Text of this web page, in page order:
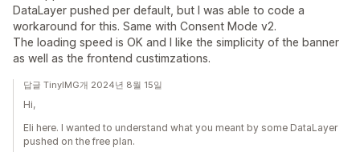
DataLayer pushed per default, but I was able to code a
workaround for this. Same with Consent Mode v2.
The loading speed is OK and I like the simplicity of the banner
as well as the frontend custimzations.
답글 TinyIMG개 2024년 8월 15일
Hi,
Eli here. I wanted to understand what you meant by some DataLayer
pushed on the free plan.